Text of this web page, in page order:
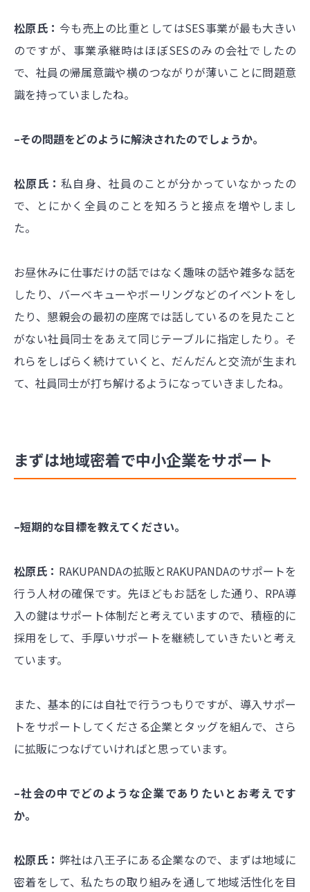
松原氏： 今も売上の比重としてはSES事業が最も大きい
のですが、事業承継時はほぼSESのみの会社でしたの
で、社員の帰属意識や横のつながりが薄いことに問題意
識を持っていましたね。
–その問題をどのように解決されたのでしょうか。
松原氏：私自身、社員のことが分かっていなかったの
で、とにかく全員のことを知ろうと接点を増やしまし
た。
お昼休みに仕事だけの話ではなく趣味の話や雑多な話を
したり、バーベキューやボーリングなどのイベントをし
たり、懇親会の最初の座席では話しているのを見たこと
がない社員同士をあえて同じテーブルに指定したり。そ
れらをしばらく続けていくと、だんだんと交流が生まれ
て、社員同士が打ち解けるようになっていきましたね。
まずは地域密着で中小企業をサポート
–短期的な目標を教えてください。
松原氏： RAKUPANDAの拡販とRAKUPANDAのサポートを
行う人材の確保です。先ほどもお話をした通り、RPA導
入の鍵はサポート体制だと考えていますので、積極的に
採用をして、手厚いサポートを継続していきたいと考え
ています。
また、基本的には自社で行うつもりですが、導入サポー
トをサポートしてくださる企業とタッグを組んで、さら
に拡販につなげていければと思っています。
–社会の中でどのような企業でありたいとお考えです
か。
松原氏： 弊社は八王子にある企業なので、まずは地域に
密着をして、私たちの取り組みを通して地域活性化を目